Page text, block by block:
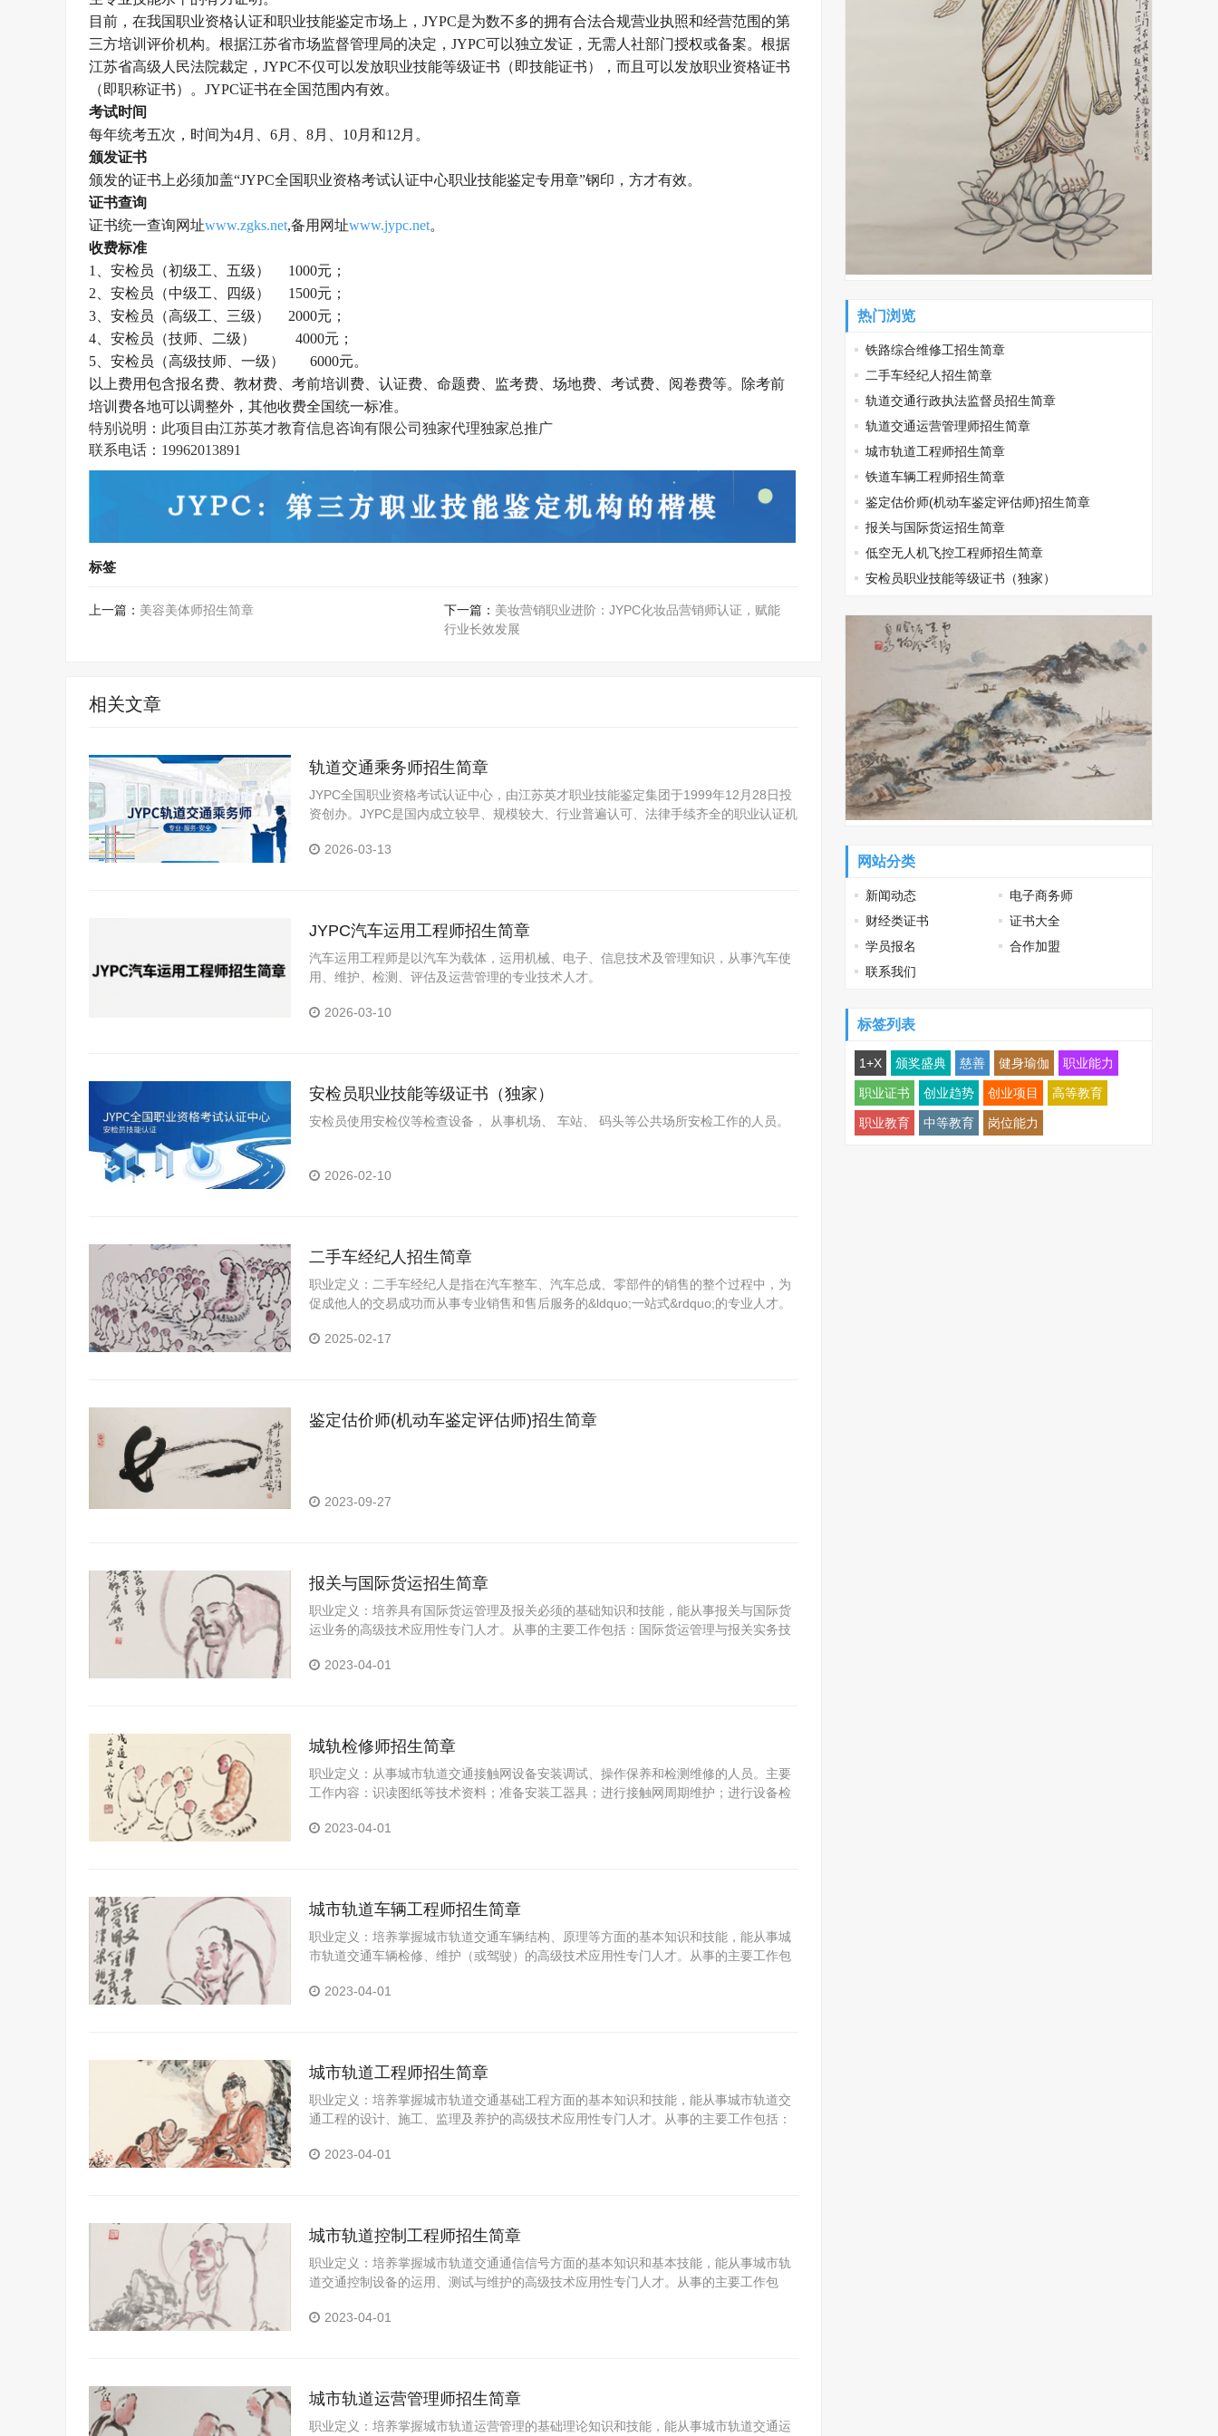
目前，在我国职业资格认证和职业技能鉴定市场上， JYPC是为数不多的拥有合法合规营业执照和经营范围的第
三方培训评价机构。根据江苏省市场监督管理局的决定， JYPC可以独立发证，无需人社部门授权或备案。 根据
江苏省高级人民法院裁定， JYPC不仅可以发放职业技能等级证书（即技能证书），而且可以发放职业资格证书
（即职称证书）。JYPC证书在全国范围内有效。
考试时间
每年统考五次，时间为4月、6月、8月、10月和12月。
颁发证书
颁发的证书上必须加盖“JYPC全国职业资格考试认证中心职业技能鉴定专用章”钢印，方才有效。
证书查询
证书统一查询网址www.zgks.net,备用网址www.jypc.net。
收费标准
1、 安检员 （初级工、五级）
1000元；
2、 安检员 （中级工、四级）
1500元；
3、 安检员 （高级工、三级）
2000元；
4、 安检员 （技师、二级） 4000元；
5、 安检员 （高级技师、一级） 6000元。
以上费用包含报名费、教材费、考前培训费、认证费、命题费、监考费、场地费、考试费、阅卷费等。除考前
培训费各地可以调整外，其他收费全国统一标准。
特别说明： 此项目由江苏英才教育信息咨询有限公司独家代理独家总推广
联系电话：19962013891
标签
上一篇： 美容美体师招生简章 下一篇： 美妆营销职业进阶：JYPC化妆品营销师认证，赋能
行业长效发展
相关文章
轨道交通乘务师招生简章
JYPC全国职业资格考试认证中心，由江苏英才职业技能鉴定集团于1999年12月28日投
资创办。JYPC是国内成立较早、规模较大、行业普遍认可、法律手续齐全的职业认证机
2026-03-13
JYPC汽车运用工程师招生简章
汽车运用工程师是以汽车为载体，运用机械、电子、信息技术及管理知识，从事汽车使
用、维护、检测、评估及运营管理的专业技术人才。
2026-03-10
安检员职业技能等级证书（独家）
安检员使用安检仪等检查设备， 从事机场、 车站、 码头等公共场所安检工作的人员。
2026-02-10
二手车经纪人招生简章
职业定义：二手车经纪人是指在汽车整车、汽车总成、零部件的销售的整个过程中，为
促成他人的交易成功而从事专业销售和售后服务的&ldquo;一站式&rdquo;的专业人才。
2025-02-17
鉴定估价师(机动车鉴定评估师)招生简章
2023-09-27
报关与国际货运招生简章
职业定义：培养具有国际货运管理及报关必须的基础知识和技能，能从事报关与国际货
运业务的高级技术应用性专门人才。从事的主要工作包括：国际货运管理与报关实务技
2023-04-01
城轨检修师招生简章
职业定义：从事城市轨道交通接触网设备安装调试、操作保养和检测维修的人员。主要
工作内容：识读图纸等技术资料；准备安装工器具；进行接触网周期维护；进行设备检
2023-04-01
城市轨道车辆工程师招生简章
职业定义：培养掌握城市轨道交通车辆结构、原理等方面的基本知识和技能，能从事城
市轨道交通车辆检修、维护（或驾驶）的高级技术应用性专门人才。从事的主要工作包
2023-04-01
城市轨道工程师招生简章
职业定义：培养掌握城市轨道交通基础工程方面的基本知识和技能，能从事城市轨道交
通工程的设计、施工、监理及养护的高级技术应用性专门人才。从事的主要工作包括：
2023-04-01
城市轨道控制工程师招生简章
职业定义：培养掌握城市轨道交通通信信号方面的基本知识和基本技能，能从事城市轨
道交通控制设备的运用、测试与维护的高级技术应用性专门人才。从事的主要工作包
2023-04-01
城市轨道运营管理师招生简章
职业定义：培养掌握城市轨道运营管理的基础理论知识和技能，能从事城市轨道交通运
热门浏览
铁路综合维修工招生简章
二手车经纪人招生简章
轨道交通行政执法监督员招生简章
轨道交通运营管理师招生简章
城市轨道工程师招生简章
铁道车辆工程师招生简章
鉴定估价师(机动车鉴定评估师)招生简章
报关与国际货运招生简章
低空无人机飞控工程师招生简章
安检员职业技能等级证书（独家）
网站分类
新闻动态
电子商务师
财经类证书
证书大全
学员报名
合作加盟
联系我们
标签列表
1+X 颁奖盛典 慈善 健身瑜伽 职业能力
职业证书 创业趋势 创业项目 高等教育
职业教育 中等教育 岗位能力